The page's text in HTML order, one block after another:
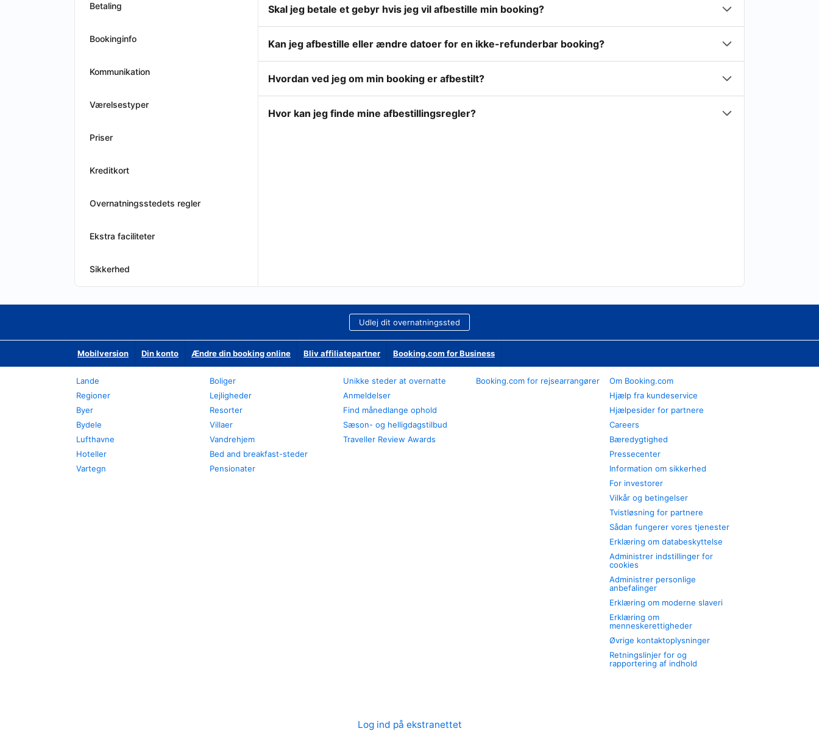
Betaling
Bookinginfo
Kommunikation
Værelsestyper
Priser
Kreditkort
Overnatningsstedets regler
Ekstra faciliteter
Sikkerhed
Skal jeg betale et gebyr hvis jeg vil afbestille min booking?
Kan jeg afbestille eller ændre datoer for en ikke-refunderbar booking?
Hvordan ved jeg om min booking er afbestilt?
Hvor kan jeg finde mine afbestillingsregler?
Udlej dit overnatningssted
Mobilversion Din konto Ændre din booking online Bliv affiliatepartner Booking.com for Business
Lande
Regioner
Byer
Bydele
Lufthavne
Hoteller
Vartegn
Boliger
Lejligheder
Resorter
Villaer
Vandrehjem
Bed and breakfast-steder
Pensionater
Unikke steder at overnatte
Anmeldelser
Find månedlange ophold
Sæson- og helligdagstilbud
Traveller Review Awards
Booking.com for rejsearrangører
Om Booking.com
Hjælp fra kundeservice
Hjælpesider for partnere
Careers
Bæredygtighed
Pressecenter
Information om sikkerhed
For investorer
Vilkår og betingelser
Tvistløsning for partnere
Sådan fungerer vores tjenester
Erklæring om databeskyttelse
Administrer indstillinger for
cookies
Administrer personlige
anbefalinger
Erklæring om moderne slaveri
Erklæring om
menneskerettigheder
Øvrige kontaktoplysninger
Retningslinjer for og
rapportering af indhold
Log ind på ekstranettet